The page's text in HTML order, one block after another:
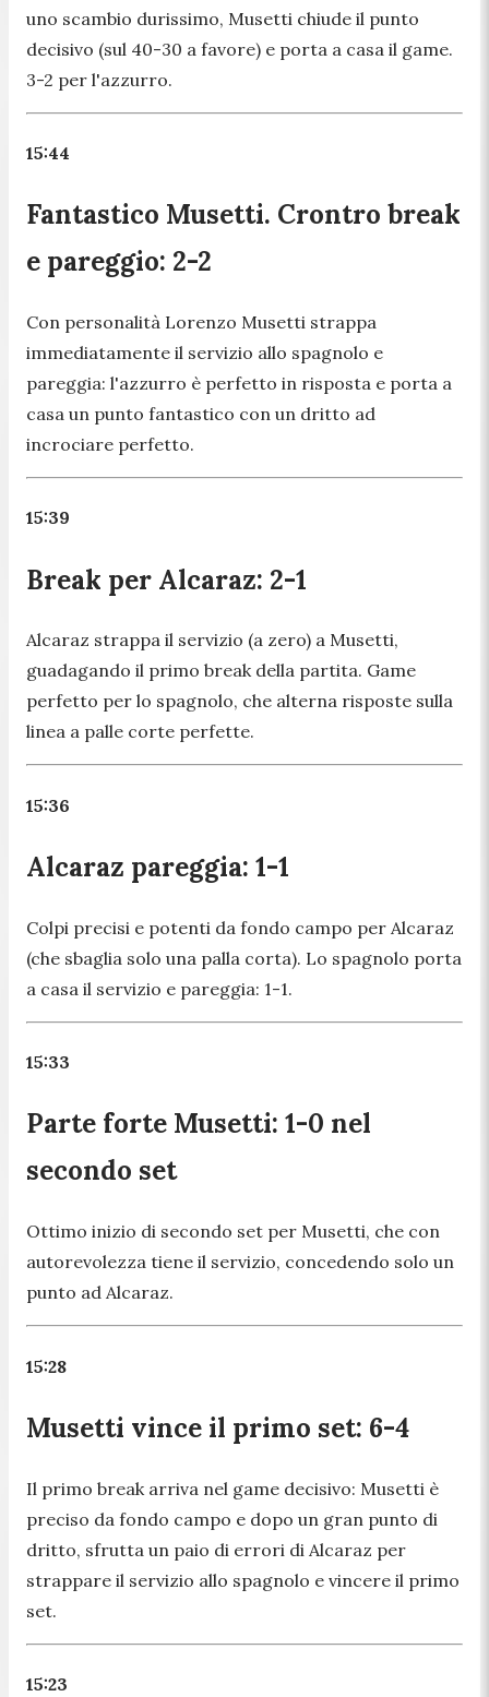
uno scambio durissimo, Musetti chiude il punto
decisivo (sul 40-30 a favore) e porta a casa il game.
3-2 per l'azzurro.
15:44
Fantastico Musetti. Crontro break
e pareggio: 2-2
Con personalità Lorenzo Musetti strappa
immediatamente il servizio allo spagnolo e
pareggia: l'azzurro è perfetto in risposta e porta a
casa un punto fantastico con un dritto ad
incrociare perfetto.
15:39
Break per Alcaraz: 2-1
Alcaraz strappa il servizio (a zero) a Musetti,
guadagando il primo break della partita. Game
perfetto per lo spagnolo, che alterna risposte sulla
linea a palle corte perfette.
15:36
Alcaraz pareggia: 1-1
Colpi precisi e potenti da fondo campo per Alcaraz
(che sbaglia solo una palla corta). Lo spagnolo porta
a casa il servizio e pareggia: 1-1.
15:33
Parte forte Musetti: 1-0 nel
secondo set
Ottimo inizio di secondo set per Musetti, che con
autorevolezza tiene il servizio, concedendo solo un
punto ad Alcaraz.
15:28
Musetti vince il primo set: 6-4
Il primo break arriva nel game decisivo: Musetti è
preciso da fondo campo e dopo un gran punto di
dritto, sfrutta un paio di errori di Alcaraz per
strappare il servizio allo spagnolo e vincere il primo
set.
15:23